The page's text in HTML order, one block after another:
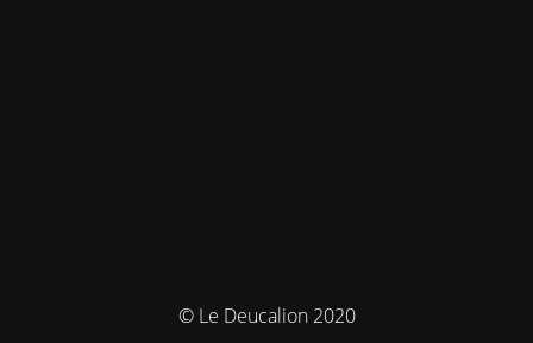
© Le Deucalion 2020